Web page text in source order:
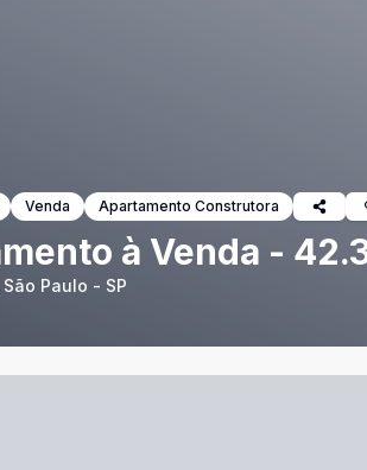
Venda Apartamento Construtora
à Venda -
Paulo - SP